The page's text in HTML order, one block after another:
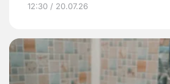
12:30 / 20.07.26